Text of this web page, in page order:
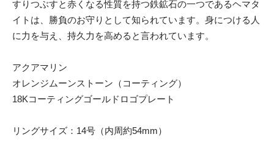
すりつぶすと赤くなる性質を持つ鉄鉱石の一つであるヘマタ
イトは、勝負のお守りとして知られています。身につける人
に力を与え、持久力を高めると言われています。
アクアマリン
オレンジムーンストーン（コーティング）
18Kコーティングゴールドロゴプレート
リングサイズ：14号（内周約54mm）